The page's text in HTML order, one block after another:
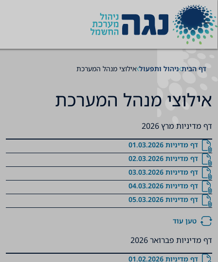
תפריט
נייוט
ראשי
תוכן
ראשי
תפריט
ניווט
תחתון
דף הבית ניהול ותפעול אילוצי מנהל המערכת
אילוצי מנהל המערכת
דף מדיניות מרץ 2026
דף מדיניות 01.03.2026
דף מדיניות 02.03.2026
דף מדיניות 03.03.2026
דף מדיניות 04.03.2026
דף מדיניות 05.03.2026
טען עוד
דף מדיניות פברואר 2026
‏‏‏‏‏‏‏‏‏‏‏‏‏‏‏‏‏‏‏‏‏‏‏‏‏‏‏‏‏‏‏‏‏‏‏‏‏‏‏‏‏‏‏‏‏‏‏‏‏‏‏‏‏‏‏‏‏‏‏‏‏‏‏‏‏‏‏‏‏‏דף מדיניות 01.02.2026